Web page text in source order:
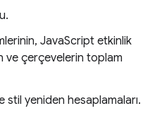
JavaScript etkinlik
ve çerçevelerin toplam
stil yeniden hesaplamaları.